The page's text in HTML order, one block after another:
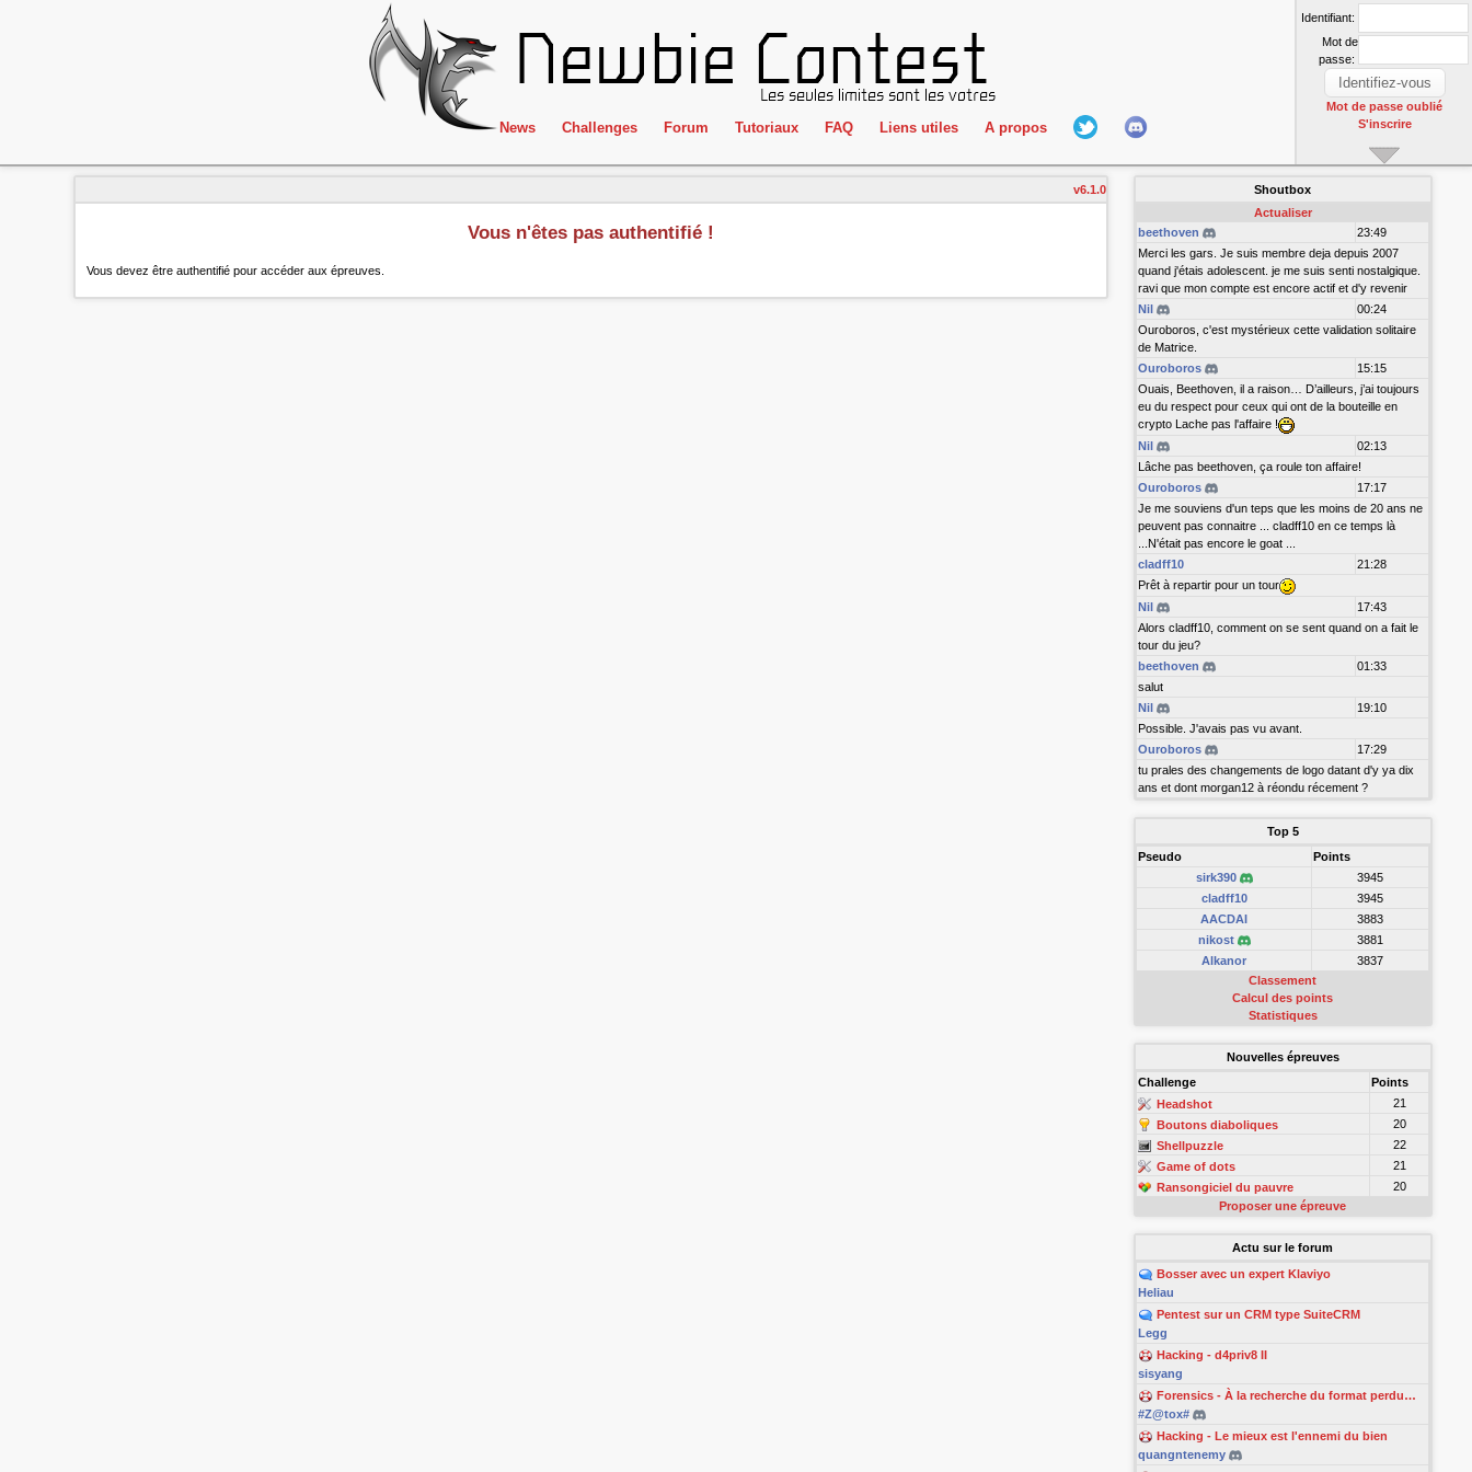
News Challenges
ClientSide
Forensics
Hacking
Forum Tutoriaux FAQ Liens utiles
IRC
Newbie Connect
A propos
L'équipe
Hall Of Fame
Identifiant:
Mot de
passe:
Mot de passe oublié
S'inscrire
v6.1.0
Vous n'êtes pas authentifié !
Vous devez être authentifié pour accéder aux épreuves.
Shoutbox
Actualiser
beethoven
23:49
Merci les gars. Je suis membre deja depuis 2007
quand j'étais adolescent. je me suis senti nostalgique.
ravi que mon compte est encore actif et d'y revenir
Nil
00:24
Ouroboros, c'est mystérieux cette validation solitaire
de Matrice.
Ouroboros
15:15
Ouais, Beethoven, il a raison… D’ailleurs, j’ai toujours
eu du respect pour ceux qui ont de la bouteille en
crypto Lache pas l'affaire !
Nil
02:13
Lâche pas beethoven, ça roule ton affaire!
Ouroboros
17:17
Je me souviens d'un teps que les moins de 20 ans ne
peuvent pas connaitre ... cladff10 en ce temps là
...N'était pas encore le goat ...
cladff10
21:28
Prêt à repartir pour un tour
Nil
17:43
Alors cladff10, comment on se sent quand on a fait le
tour du jeu?
beethoven
01:33
salut
Nil
19:10
Possible. J'avais pas vu avant.
Ouroboros
17:29
tu prales des changements de logo datant d'y ya dix
ans et dont morgan12 à réondu récement ?
Top 5
Pseudo
Points
sirk390
3945
cladff10
3945
AACDAI
3883
nikost
3881
Alkanor
3837
Classement
Calcul des points
Statistiques
Nouvelles épreuves
Challenge
Points
Headshot
21
Boutons diaboliques
20
Shellpuzzle
22
Game of dots
21
Ransongiciel du pauvre
20
Proposer une épreuve
Actu sur le forum
Bosser avec un expert Klaviyo
Heliau
Pentest sur un CRM type SuiteCRM
Legg
Hacking - d4priv8 II
sisyang
Forensics - À la recherche du format perdu…
#Z@tox#
Hacking - Le mieux est l'ennemi du bien
quangntenemy